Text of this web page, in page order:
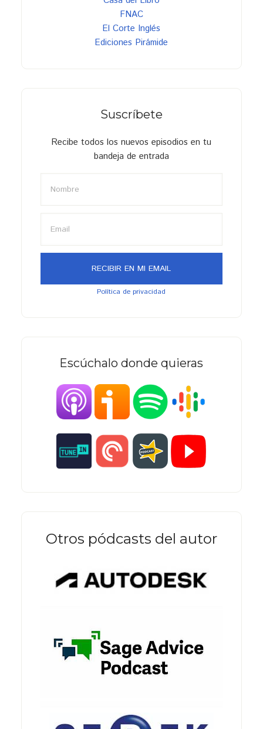
FNAC
El Corte Inglés
Ediciones Pirámide
Suscríbete
Recibe todos los nuevos episodios en tu
bandeja de entrada
Política de privacidad
Escúchalo donde quieras
Otros pódcasts del autor